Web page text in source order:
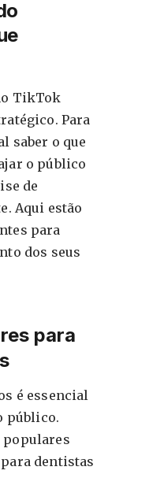
TikTok
Para
saber o que
o público
de
Aqui estão
para
dos seus
para
é essencial
público.
populares
dentistas